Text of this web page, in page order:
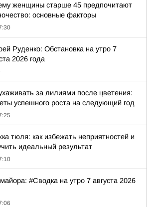
женщины старше 45 предпочитают
основные факторы
Руденко: Обстановка на утро 7
2026 года
за лилиями после цветения:
успешного роста на следующий год
тюля: как избежать неприятностей и
идеальный результат
#Сводка на утро 7 августа 2026